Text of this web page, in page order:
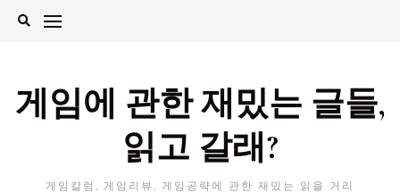
Skip
게임에 관한 재밌는 글들,
읽고 갈래?
게임칼럼, 게임리뷰, 게임공략에 관한 재밌는 읽을 거리